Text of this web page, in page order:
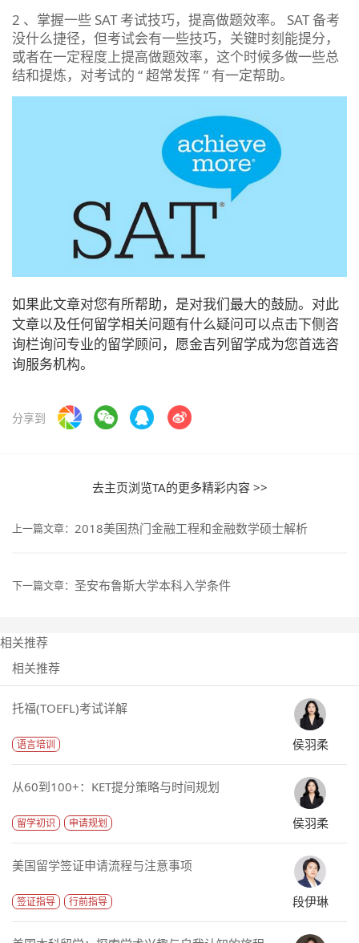
2 、掌握一些 SAT 考试技巧，提高做题效率。 SAT 备考
没什么捷径，但考试会有一些技巧，关键时刻能提分，
或者在一定程度上提高做题效率，这个时候多做一些总
结和提炼，对考试的 “ 超常发挥 ” 有一定帮助。
如果此文章对您有所帮助，是对我们最大的鼓励。对此
文章以及任何留学相关问题有什么疑问可以点击下侧咨
询栏询问专业的留学顾问，愿金吉列留学成为您首选咨
询服务机构。
分享到
去主页浏览TA的更多精彩内容 >>
上一篇文章： 2018美国热门金融工程和金融数学硕士解析
下一篇文章： 圣安布鲁斯大学本科入学条件
相关推荐
相关推荐
托福(TOEFL)考试详解
语言培训 侯羽柔
从60到100+：KET提分策略与时间规划
留学初识 申请规划 侯羽柔
美国留学签证申请流程与注意事项
签证指导 行前指导 段伊琳